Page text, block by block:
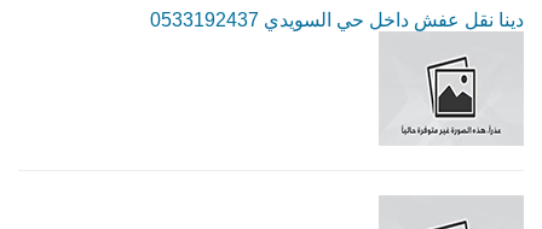
دينا نقل عفش داخل حي السويدي 0533192437